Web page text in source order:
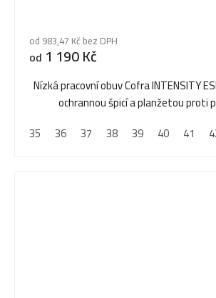
od 983,47 Kč bez DPH
od 1 190 Kč
Nízká pracovní obuv Cofra INTENSITY
ochrannou špicí a planžetou proti
35
36 37 38 39 40 41